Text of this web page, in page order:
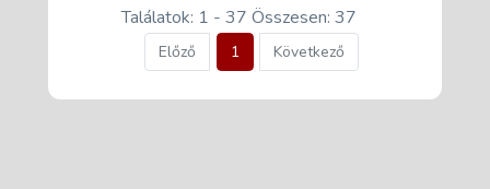
Találatok: 1 - 37 Összesen: 37
Előző 1 Következő